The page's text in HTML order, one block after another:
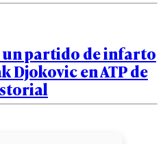
partido de infarto
Djokovic en ATP de